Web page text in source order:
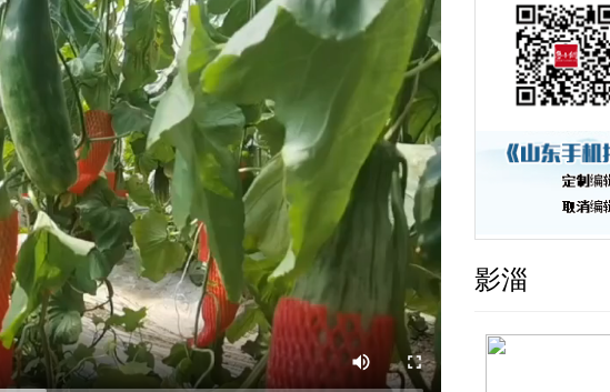
影淄